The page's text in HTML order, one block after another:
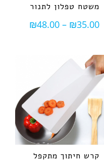
משטח טפלון לתנור
₪35.00
–
₪48.00
קרש חיתוך מתקפל